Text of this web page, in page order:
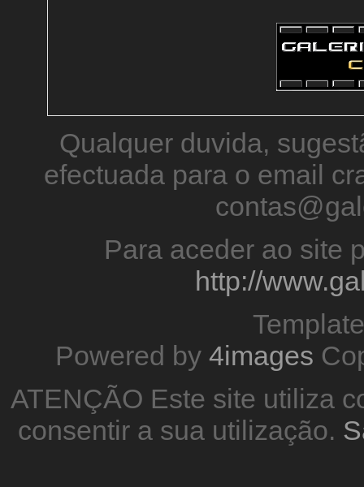
Qualquer duvida,
efectuada para o email
Para aceder ao site
http://
Powered by 4images
ATENÇÃO Este site utiliza
consentir a sua utilização.